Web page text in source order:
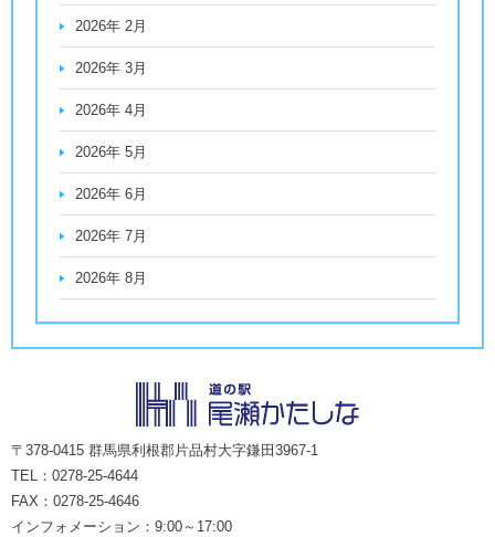
2026年 2月
2026年 3月
2026年 4月
2026年 5月
2026年 6月
2026年 7月
2026年 8月
〒378-0415 群馬県利根郡片品村大字鎌田3967-1
TEL：0278-25-4644
FAX：0278-25-4646
インフォメーション：9:00～17:00